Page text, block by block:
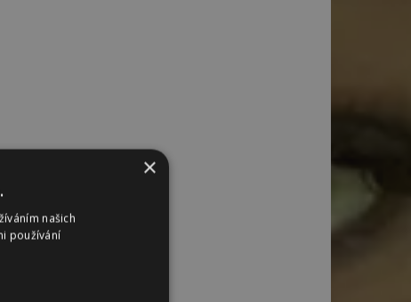
×
našich
používání